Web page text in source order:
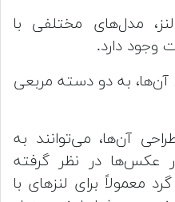
مدل‌های مختلفی با
وجود دارد.
آن‌ها، به دو دسته مربعی
آن‌ها، می‌توانند به
عکس‌ها در نظر گرفته
معمولاً برای لنز‌های با